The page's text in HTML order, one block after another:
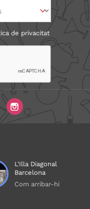
de privacitat
L'Illa Diagonal
Barcelona
Com arribar-hi